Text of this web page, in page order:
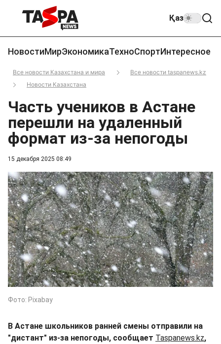
Қаз
НовостиМирЭкономикаТехноСпортИнтересное
Все новости Казахстана и мира
Все новости taspanews.kz
Новости Казахстана
15 декабря 2025 08:49
Часть учеников в Астане
перешли на удаленный
формат из-за непогоды
Фото: Pixabay
В Астане школьников ранней смены отправили на
"дистант" из-за непогоды, сообщает Taspanews.kz,